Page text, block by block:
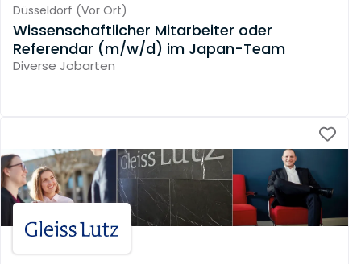
Düsseldorf (Vor Ort)
Wissenschaftlicher Mitarbeiter oder
Referendar (m/w/d) im Japan-Team
Diverse Jobarten